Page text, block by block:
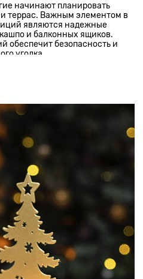
начинают планировать
террас. Важным элементом в
являются надежные
и балконных ящиков.
обеспечит безопасность и
уголка.